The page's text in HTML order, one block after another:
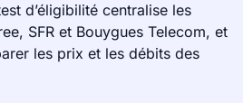
d’éligibilité centralise les
SFR et Bouygues Telecom, et
les prix et les débits des